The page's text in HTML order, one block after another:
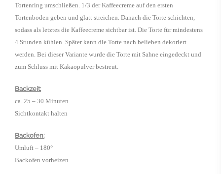
Tortenring umschließen. 1/3 der Kaffeecreme auf den ersten
Tortenboden geben und glatt streichen. Danach die Torte schichten,
sodass als letztes die Kaffeecreme sichtbar ist. Die Torte für mindestens
4 Stunden kühlen. Später kann die Torte nach belieben dekoriert
werden. Bei dieser Variante wurde die Torte mit Sahne eingedeckt und
zum Schluss mit Kakaopulver bestreut.
Backzeit:
ca. 25 – 30 Minuten
Sichtkontakt halten
Backofen:
Umluft – 180°
Backofen vorheizen